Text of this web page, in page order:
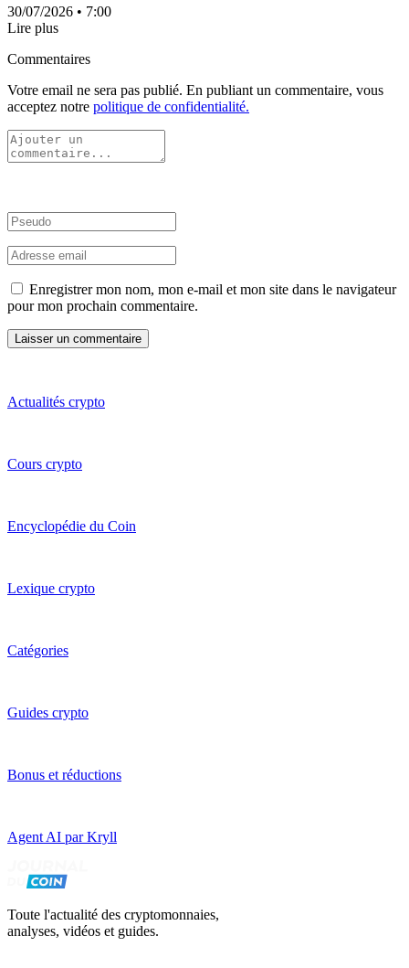
30/07/2026 • 7:00
Lire plus
Commentaires
Votre email ne sera pas publié. En publiant un commentaire, vous
acceptez notre politique de confidentialité.
Enregistrer mon nom, mon e-mail et mon site dans le navigateur
pour mon prochain commentaire.
Actualités crypto
Cours crypto
Encyclopédie du Coin
Lexique crypto
Catégories
Guides crypto
Bonus et réductions
Agent AI par Kryll
Toute l'actualité des cryptomonnaies,
analyses, vidéos et guides.